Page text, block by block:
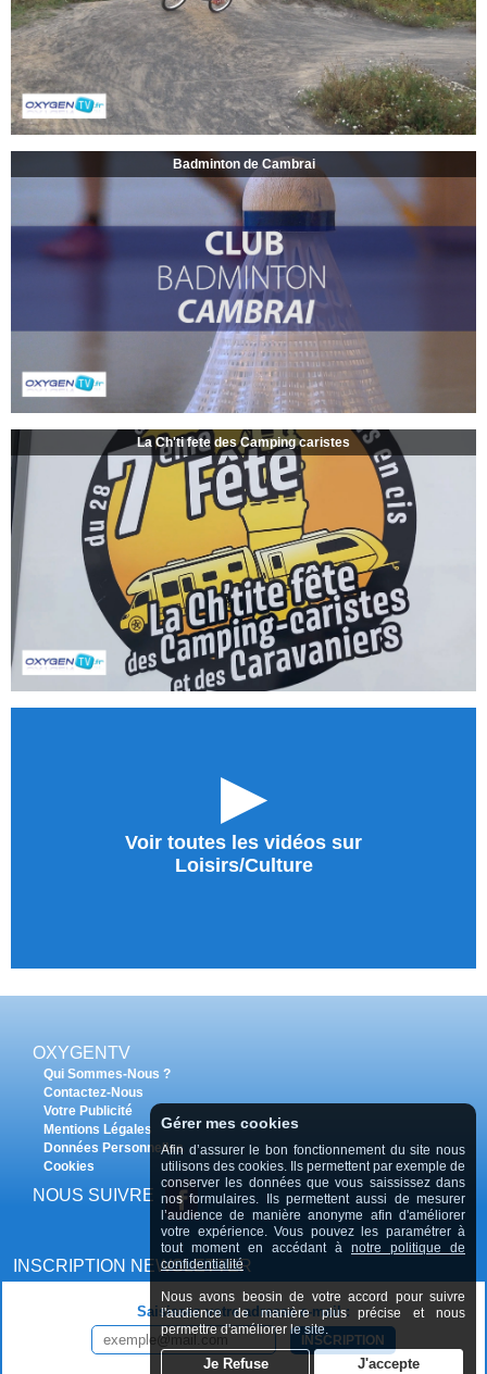
Badminton de Cambrai
La Ch'ti fete des Camping caristes
►
Voir toutes les vidéos sur
Loisirs/Culture
OXYGENTV
Qui Sommes-Nous ?
Contactez-Nous
Votre Publicité
Mentions Légales
Données Personnelles
Cookies
NOUS SUIVRE
INSCRIPTION NEWSLETTER
Saisissez votre adresse e-mail :
INSCRIPTION
Gérer mes cookies
Afin d’assurer le bon fonctionnement du site nous
utilisons des cookies. Ils permettent par exemple de
conserver les données que vous saississez dans
nos formulaires. Ils permettent aussi de mesurer
l’audience de manière anonyme afin d'améliorer
votre expérience. Vous pouvez les paramétrer à
tout moment en accédant à notre politique de
confidentialité
Nous avons beosin de votre accord pour suivre
l'audience de manière plus précise et nous
permettre d'améliorer le site.